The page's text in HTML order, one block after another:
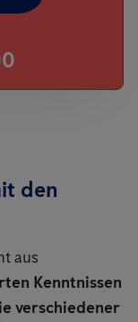
den
aus
Kenntnissen
verschiedener